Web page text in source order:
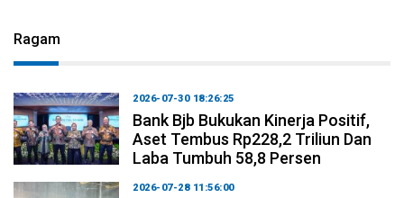
Ragam
2026-07-30 18:26:25
Bank Bjb Bukukan Kinerja Positif,
Aset Tembus Rp228,2 Triliun Dan
Laba Tumbuh 58,8 Persen
2026-07-28 11:56:00